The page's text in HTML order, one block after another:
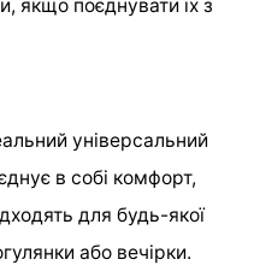
якщо поєднувати їх з
універсальний
в собі комфорт,
для будь-якої
або вечірки.